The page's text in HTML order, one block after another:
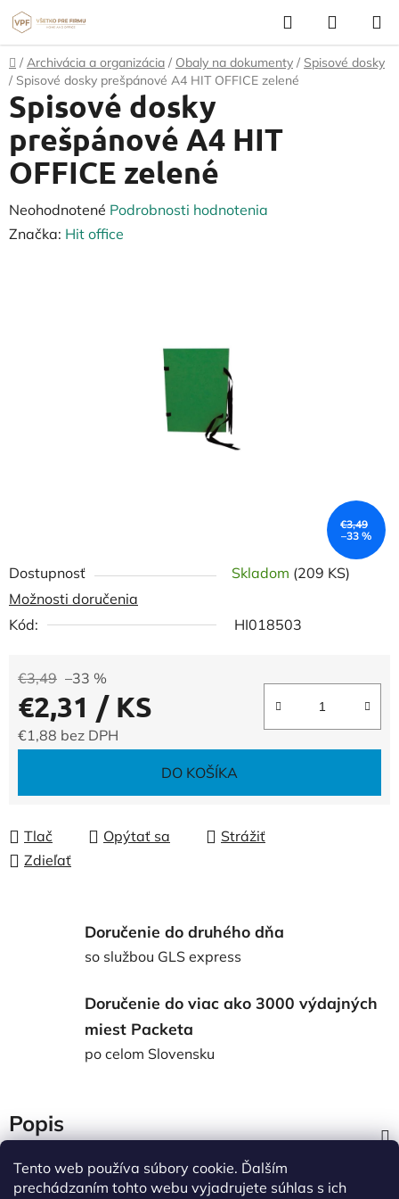
Tento web používa súbory cookie. Ďalším
prechádzaním tohto webu vyjadrujete súhlas s ich
Prejsť
na
obsah
Hľadať
KOŠÍK
Domov
/ Archivácia a organizácia / Obaly na dokumenty / Spisové dosky
/ Spisové dosky prešpánové A4 HIT OFFICE zelené
Dostupnosť Skladom (209 KS)
Možnosti doručenia
Kód:
HI018503
€3,49 –33 %
€2,31 / KS
€1,88 bez DPH
DO KOŠÍKA
Tlač Opýtať sa
Strážiť
Zdieľať
Spisové dosky
prešpánové A4 HIT
OFFICE zelené
Priemerné
hodnotenie
Neohodnotené Podrobnosti hodnotenia
Značka: Hit office
€3,49
–33 %
Doručenie do druhého dňa
so službou GLS express
Doručenie do viac ako 3000 výdajných
miest Packeta
po celom Slovensku
Popis
Diskusia